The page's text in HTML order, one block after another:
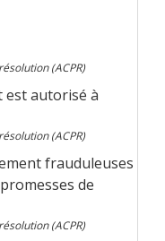
(ACPR)
est autorisé à
(ACPR)
frauduleuses
de
(ACPR)